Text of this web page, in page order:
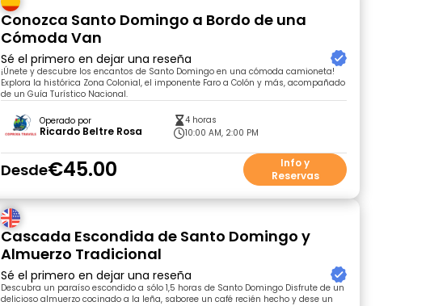
Conozca Santo Domingo a Bordo de una
Cómoda Van
Sé el primero en dejar una reseña
¡Únete y descubre los encantos de Santo Domingo en una cómoda camioneta!
Explora la histórica Zona Colonial, el imponente Faro a Colón y más, acompañado
de un Guía Turístico Nacional.
Operado por
Ricardo Beltre Rosa
4 horas
10:00 AM, 2:00 PM
Desde€45.00
Info y
Reservas
Cascada Escondida de Santo Domingo y
Almuerzo Tradicional
Sé el primero en dejar una reseña
Descubra un paraíso escondido a sólo 1,5 horas de Santo Domingo Disfrute de un
delicioso almuerzo cocinado a la leña, saboree un café recién hecho y dese un